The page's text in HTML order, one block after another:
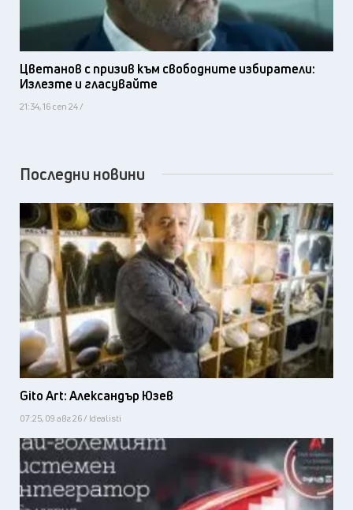
Цветанов с призив към свободните избиратели:
Излезте и гласувайте
21:34, 16 сеп 24 /
Последни новини
Gito Art: Александър Юзев
07:25, 09 авг 26 / Idealisti